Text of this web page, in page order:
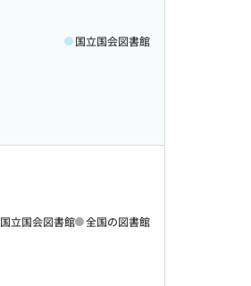
国立国会図書館
国立国会図書館 全国の図書館